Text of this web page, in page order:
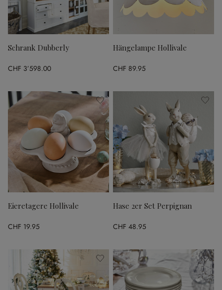
Schrank Dubberly
CHF 3’598.00
Hängelampe Hollivale
CHF 89.95
Eieretagere Hollivale
CHF 19.95
Hase 2er Set Perpignan
CHF 48.95